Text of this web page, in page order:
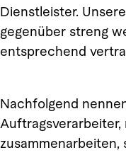
Dienstleister.
gegenüber streng
entsprechend
Nachfolgend
zusammenarbeiten,